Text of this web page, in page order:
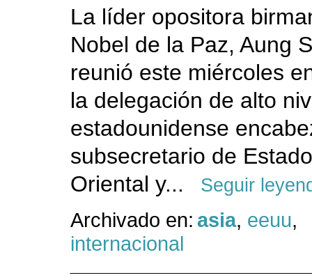
La líder opositora
Nobel de la Paz, Aung
reunió este miércoles
la delegación de alto
estadounidense
subsecretario de
Oriental y...
Seguir
Archivado en: asia, eeuu,
internacional